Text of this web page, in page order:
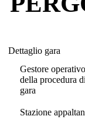
Dettaglio gara
Gestore operativo
della procedura di
gara
Stazione